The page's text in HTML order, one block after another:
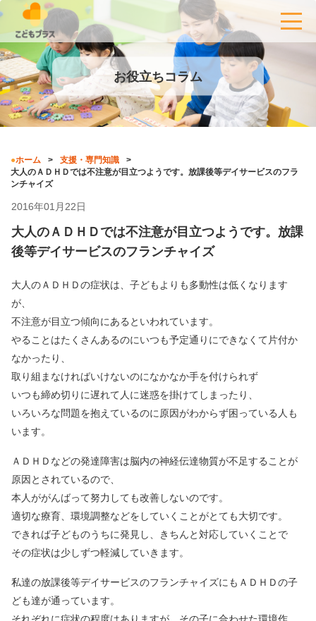
お役立ちコラム
ホーム
支援・専門知識
大人のＡＤＨＤでは不注意が目立つようです。放課後等デイサービスのフラ
ンチャイズ
2016年01月22日
大人のＡＤＨＤでは不注意が目立つようです。放課
後等デイサービスのフランチャイズ
大人のＡＤＨＤの症状は、子どもよりも多動性は低くなります
が、
不注意が目立つ傾向にあるといわれています。
やることはたくさんあるのにいつも予定通りにできなくて片付か
なかったり、
取り組まなければいけないのになかなか手を付けられず
いつも締め切りに遅れて人に迷惑を掛けてしまったり、
いろいろな問題を抱えているのに原因がわからず困っている人も
います。
ＡＤＨＤなどの発達障害は脳内の神経伝達物質が不足することが
原因とされているので、
本人ががんばって努力しても改善しないのです。
適切な療育、環境調整などをしていくことがとても大切です。
できれば子どものうちに発見し、きちんと対応していくことで
その症状は少しずつ軽減していきます。
私達の放課後等デイサービスのフランチャイズにもＡＤＨＤの子
ども達が通っています。